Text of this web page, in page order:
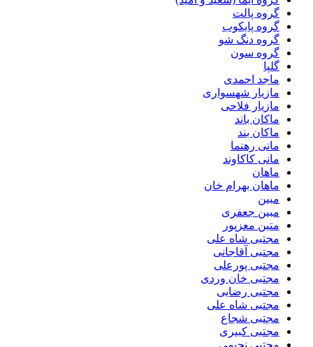
گروه پالت
گروه پایکوب
گروه دنگ شو
گروه سون
گلپا
ماجد احمدی
مازیار شهسواری
مازیار فلاحی
ماکان باند
ماکان بند
مانی رهنما
مانی کاکاوند
ماهان
ماهان بهرام خان
مبین
مبین جعفری
متین معزپور
مجتبى شاه على
مجتبی آقاجانی
مجتبی پورعلی
مجتبی خان وردی
مجتبی رضایی
مجتبی شاه علی
مجتبی شجاع
مجتبی کبیری
مجتبی نجیمی